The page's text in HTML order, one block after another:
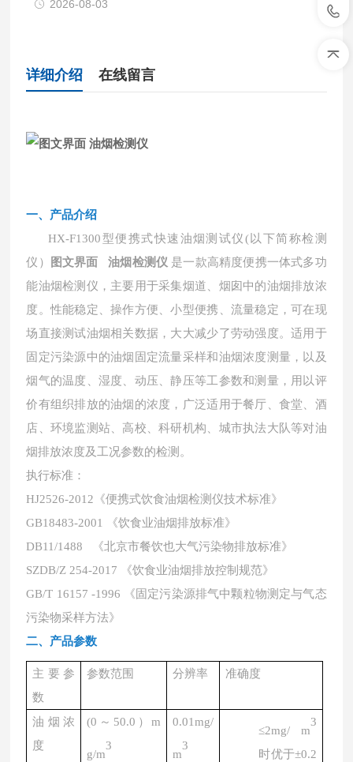
2026-08-03
详细介绍 在线留言
一、产品介绍
HX-F1300型便携式快速油烟测试仪(以下简称检测
仪）
图文界面 油烟检测仪 是一款高精度便携一体式多功
能油烟检测仪，主要用于采集烟道、烟囱中的油烟排放浓
度。性能稳定、操作方便、小型便携、流量稳定，可在现
场直接测试油烟相关数据，大大减少了劳动强度。适用于
固定污染源中的油烟固定流量采样和油烟浓度测量，以及
烟气的温度、湿度、动压、静压等工参数和测量，用以评
价有组织排放的油烟的浓度，广泛适用于餐厅、食堂、酒
店、环境监测站、高校、科研机构、城市执法大队等对油
烟排放浓度及工况参数的检测。
执行标准：
HJ2526-2012《便携式饮食油烟检测仪技术标准》
GB18483-2001 《饮食业油烟排放标准》
DB11/1488 《北京市餐饮也大气污染物排放标准》
SZDB/Z 254-2017 《饮食业油烟排放控制规范》
GB/T 16157 -1996 《固定污染源排气中颗粒物测定与气态
污染物采样方法》
二、产品参数
主要参
数
参数范围 分辨率 准确度
油烟浓
度
(0～50.0）m
g/m
3
0.01mg/
m
3
≤2mg/ m
3
时优于±0.2